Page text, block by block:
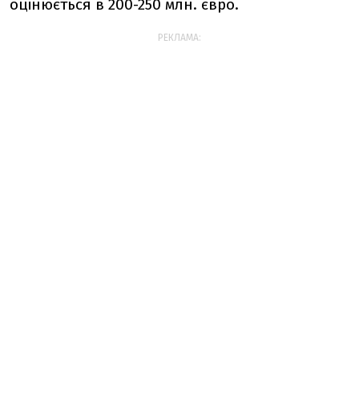
оцінюється в 200-250 млн. євро.
РЕКЛАМА: